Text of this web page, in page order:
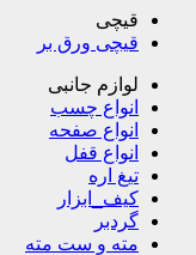
قیچی
قیچی ورق بر
لوازم جانبی
انواع چسب
انواع صفحه
انواع قفل
تیغ اره
کیف_ابزار
گردبر
مته و ست مته